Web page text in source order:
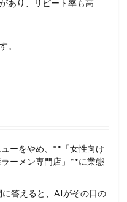
あり、リピート率も高
。
ーをやめ、**「女性向け
ーメン専門店」**に業態
答えると、AIがその日の